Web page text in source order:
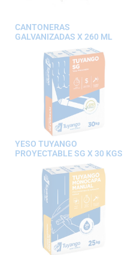
CANTONERAS
GALVANIZADAS X 260 ML
YESO TUYANGO
PROYECTABLE SG X 30 KGS